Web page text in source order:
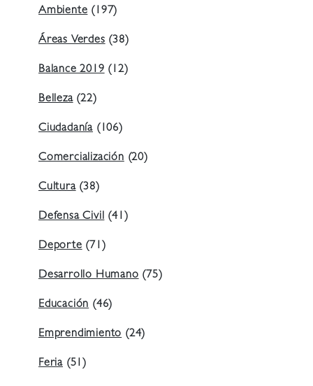
Ambiente (197)
Áreas Verdes (38)
Balance 2019 (12)
Belleza(22)
Ciudadanía (106)
Comercialización (20)
Cultura(38)
Defensa Civil (41)
Deporte (71)
Desarrollo Humano (75)
Educación (46)
Emprendimiento (24)
Feria (51)